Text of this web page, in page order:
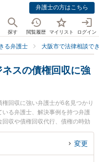
弁護士の方はこちら
探す 閲覧履歴 マイリスト ログイン
る弁護士 大阪市で法律相談で
スの債権回収に強
回収に強い弁護士が6名見つかり
る弁護士、解決事例を持つ弁護
収や債権回収代行、債権の時効
利です。特に弁護士法人植田法
藤 卓也弁護士、秋山法律事務所の
変更